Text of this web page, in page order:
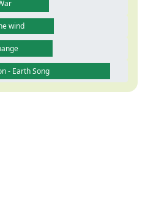
wind
- Earth Song